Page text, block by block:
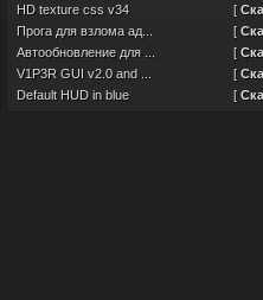
HD texture css v34 [
Прога для взлома ад...
[
Автообновление для ...
[
V1P3R GUI v2.0 and ...
[
Default HUD in blue
[